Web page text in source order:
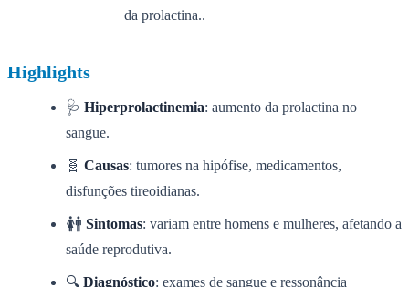
da prolactina..
Highlights
🩺 Hiperprolactinemia: aumento da prolactina no
sangue.
🧬 Causas: tumores na hipófise, medicamentos,
disfunções tireoidianas.
🚺🚹 Sintomas: variam entre homens e mulheres, afetando a
saúde reprodutiva.
🔍 Diagnóstico: exames de sangue e ressonância